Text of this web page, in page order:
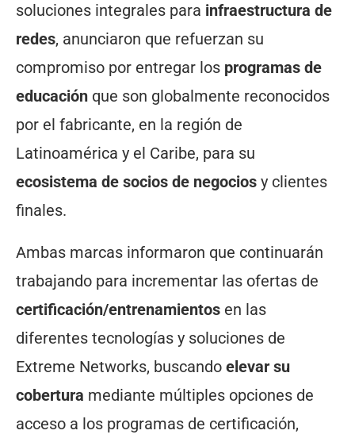
soluciones integrales para infraestructura de
redes, anunciaron que refuerzan su
compromiso por entregar los programas de
educación que son globalmente reconocidos
por el fabricante, en la región de
Latinoamérica y el Caribe, para su
ecosistema de socios de negocios y clientes
finales.
Ambas marcas informaron que continuarán
trabajando para incrementar las ofertas de
certificación/entrenamientos en las
diferentes tecnologías y soluciones de
Extreme Networks, buscando elevar su
cobertura mediante múltiples opciones de
acceso a los programas de certificación,